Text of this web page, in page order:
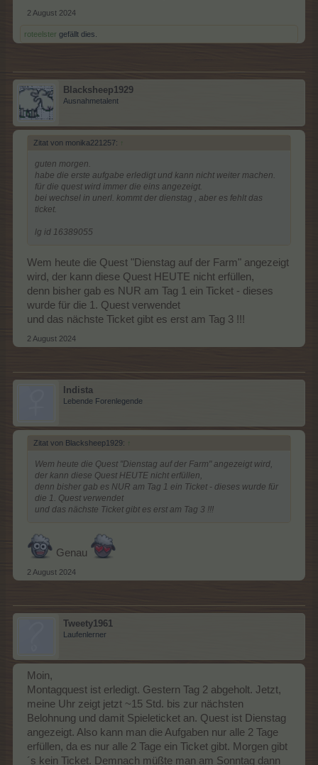
2 August 2024
roteelster gefällt dies.
Blacksheep1929
Ausnahmetalent
Zitat von monika221257: ↑
guten morgen.
habe die erste aufgabe erledigt und kann nicht weiter machen.
für die quest wird immer die eins angezeigt.
bei wechsel in unerl. kommt der dienstag , aber es fehlt das
ticket.
lg id 16389055
Wem heute die Quest "Dienstag auf der Farm" angezeigt
wird, der kann diese Quest HEUTE nicht erfüllen,
denn bisher gab es NUR am Tag 1 ein Ticket - dieses
wurde für die 1. Quest verwendet
und das nächste Ticket gibt es erst am Tag 3 !!!
2 August 2024
Indista
Lebende Forenlegende
Zitat von Blacksheep1929: ↑
Wem heute die Quest "Dienstag auf der Farm" angezeigt wird,
der kann diese Quest HEUTE nicht erfüllen,
denn bisher gab es NUR am Tag 1 ein Ticket - dieses wurde für
die 1. Quest verwendet
und das nächste Ticket gibt es erst am Tag 3 !!!
Genau
2 August 2024
Tweety1961
Laufenlerner
Moin,
Montagquest ist erledigt. Gestern Tag 2 abgeholt. Jetzt,
meine Uhr zeigt jetzt ~15 Std. bis zur nächsten
Belohnung und damit Spieleticket an. Quest ist Dienstag
angezeigt. Also kann man die Aufgaben nur alle 2 Tage
erfüllen, da es nur alle 2 Tage ein Ticket gibt. Morgen gibt
´s kein Ticket. Demnach müßte man am Sonntag dann